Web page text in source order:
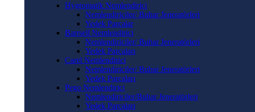
Hygromatik Nemlendirici
Nemlendiriciler/ Buhar Jeneratörleri
Yedek Parçalar
Barrsell Nemlendirici
Nemlendiriciler/ Buhar Jeneratörleri
Yedek Parçaları
Carel Nemlendirici
Nemlendiriciler/ Buhar Jeneratörleri
Yedek Parçaları
Pego Nemlendirici
Nemlendiriciler/Buhar Jeneratörleri
Yedek Parçaları